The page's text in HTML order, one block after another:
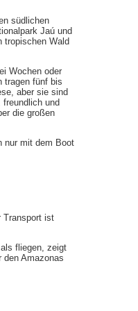
südlichen
Jaú und
tropischen Wald
Wochen oder
tragen fünf bis
aber sie sind
und
die großen
nur mit dem Boot
Transport ist
fliegen, zeigt
den Amazonas